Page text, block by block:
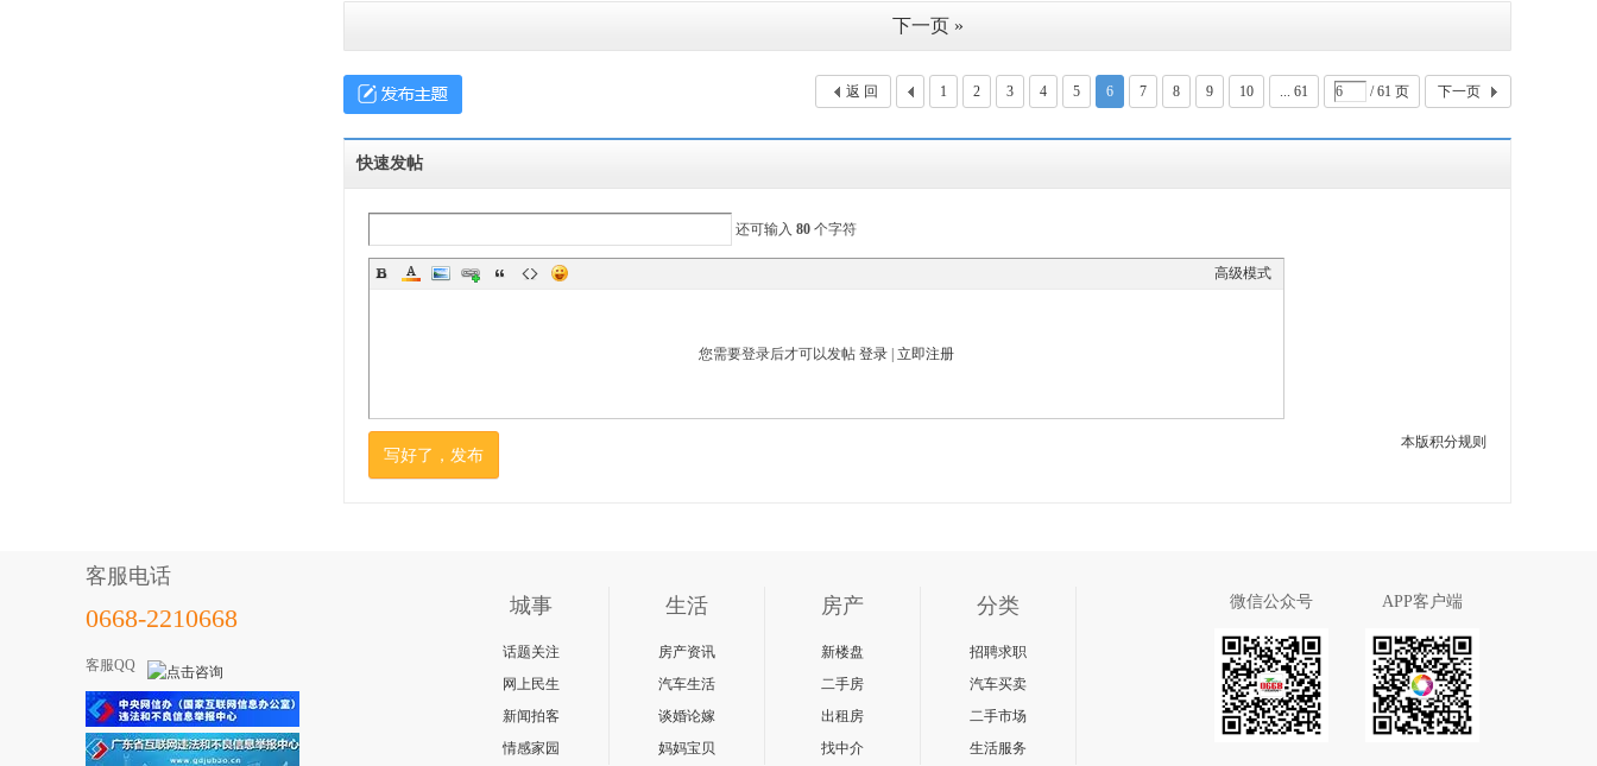
下一页 »
1 2 3 4 5 6 7 8 9 10 ... 61 / 61 页 下一页
返 回
快速发帖
还可输入 80 个字符
高级模式
您需要登录后才可以发帖 登录 立即注册
本版积分规则
写好了，发布
客服电话
0668-2210668
客服QQ
城事
话题关注
网上民生
新闻拍客
情感家园
生活
房产资讯
汽车生活
谈婚论嫁
妈妈宝贝
房产
新楼盘
二手房
出租房
找中介
分类
招聘求职
汽车买卖
二手市场
生活服务
微信公众号 APP客户端